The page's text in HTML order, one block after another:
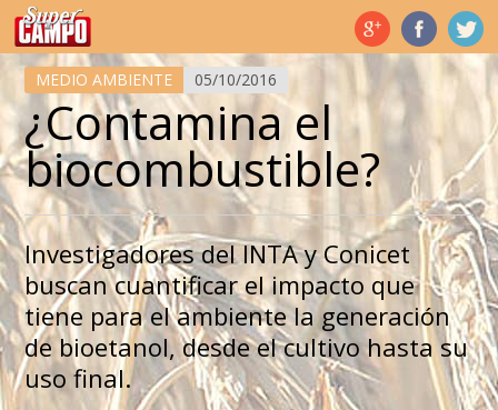
Temas de hoy
MEDIO AMBIENTE 05/10/2016
¿Contamina el
biocombustible?
Investigadores del INTA y Conicet
buscan cuantificar el impacto que
tiene para el ambiente la generación
de bioetanol, desde el cultivo hasta su
uso final.